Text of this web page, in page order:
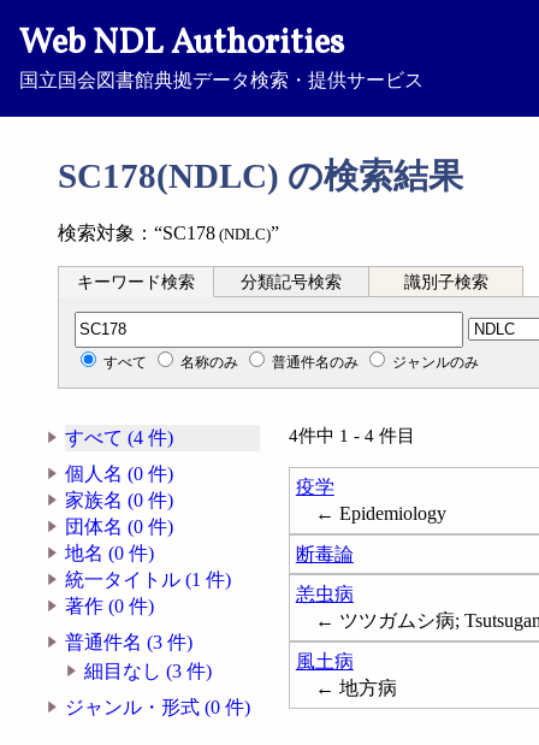
Web NDL Authorities
国立国会図書館典拠データ検索・提供サービス
SC178(NDLC) の検索結果
検索対象：“SC178 (NDLC)”
キーワード検索 分類記号検索 識別子検索
分類記号検索
すべて 名称のみ 普通件名のみ ジャンルのみ
すべて (4 件)
個人名 (0 件)
家族名 (0 件)
団体名 (0 件)
地名 (0 件)
統一タイトル (1 件)
著作 (0 件)
普通件名 (3 件)
細目なし (3 件)
ジャンル・形式 (0 件)
4件中 1 - 4 件目
疫学
← Epidemiology
断毒論
恙虫病
← ツツガムシ病;
風土病
← 地方病